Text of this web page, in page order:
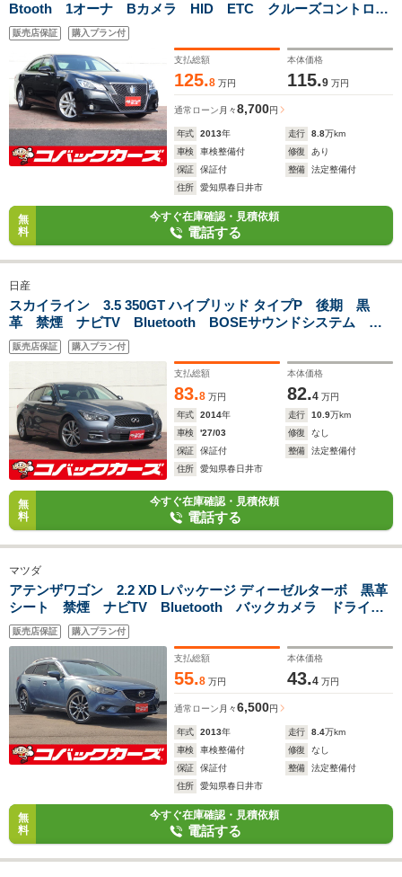
Btooth 1オーナ Bカメラ HID ETC クルーズコントロー
ル 前席電動シート 前席シートヒータ スマートキー
販売店保証 購入プラン付
支払総額
125.8 万円
本体価格
115.9 万円
通常ローン 月々8,700円
年式 2013年 走行 8.8万km
車検
車検整備付 修復
あり
保証
保証付 整備
法定整備付
住所
愛知県春日井市
無
料
今すぐ在庫確認・見積依頼
電話する
日産
スカイライン 3.5 350GT ハイブリッド タイプP 後期 黒
革 禁煙 ナビTV Bluetooth BOSEサウンドシステム
LED 全周囲カメラ ドライブレコーダー ETC 前席シート
ヒーター
販売店保証 購入プラン付
支払総額
83.8 万円
本体価格
82.4 万円
年式
2014年 走行 10.9万km
車検
'27/03 修復
なし
保証
保証付 整備
法定整備付
住所
愛知県春日井市
無
料
今すぐ在庫確認・見積依頼
電話する
マツダ
アテンザワゴン 2.2 XD Lパッケージ ディーゼルターボ 黒革
シート 禁煙 ナビTV Bluetooth バックカメラ ドライブ
レコーダー HID ETC 電動シート 前席シートヒータ
ー クルーズコントロール
販売店保証 購入プラン付
支払総額
55.8 万円
本体価格
43.4 万円
通常ローン 月々6,500円
年式 2013年 走行 8.4万km
車検
車検整備付 修復
なし
保証
保証付 整備
法定整備付
住所
愛知県春日井市
無
料
今すぐ在庫確認・見積依頼
電話する